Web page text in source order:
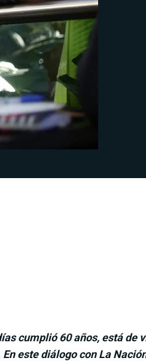
cumplió 60 años, está de
este diálogo con La